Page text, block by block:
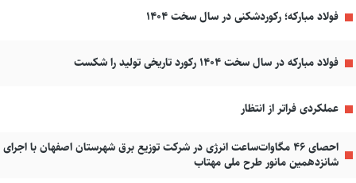
فولاد مبارکه؛ رکوردشکنی در سال سخت ۱۴۰۴
فولاد مبارکه در سال سخت ۱۴۰۴ رکورد تاریخی تولید را شکست
عملکردی فراتر از انتظار
احصای ۴۶ مگاوات‌ساعت انرژی در شرکت توزیع برق شهرستان اصفهان با اجرای
شانزدهمین مانور طرح ملی مهتاب